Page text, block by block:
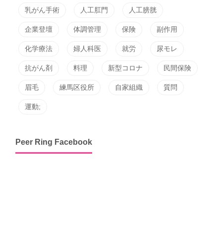
乳がん手術 人工肛門 人工膀胱
企業登壇 体調管理 保険 副作用
化学療法 婦人科医 就労 尿モレ
抗がん剤 料理 新型コロナ 民間保険
眉毛 練馬区役所 自家組織 質問
運動;
Peer Ring Facebook